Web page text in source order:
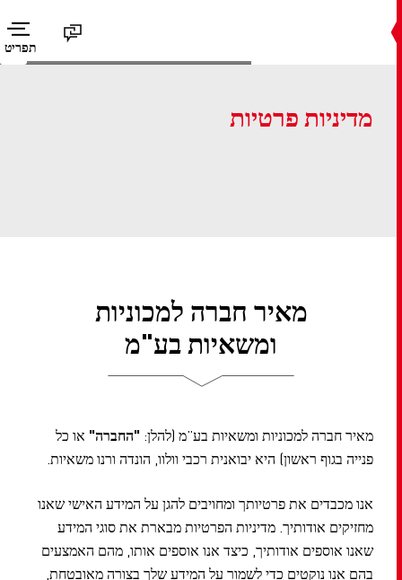
תפריט
מדיניות פרטיות
מאיר חברה למכוניות
ומשאיות בע"מ
מאיר חברה למכוניות ומשאיות בע”מ (להלן: "החברה" או כל
פנייה בגוף ראשון) היא יבואנית רכבי וולוו, הונדה ורנו משאיות.
אנו מכבדים את פרטיותך ומחויבים להגן על המידע האישי שאנו
מחזיקים אודותיך. מדיניות הפרטיות מבארת את סוגי המידע
שאנו אוספים אודותיך, כיצד אנו אוספים אותו, מהם האמצעים
בהם אנו נוקטים כדי לשמור על המידע שלך בצורה מאובטחת,